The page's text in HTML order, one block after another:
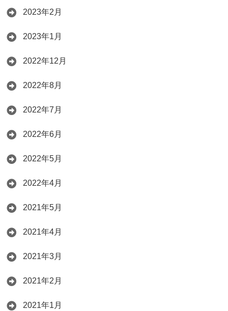
2023年2月
2023年1月
2022年12月
2022年8月
2022年7月
2022年6月
2022年5月
2022年4月
2021年5月
2021年4月
2021年3月
2021年2月
2021年1月